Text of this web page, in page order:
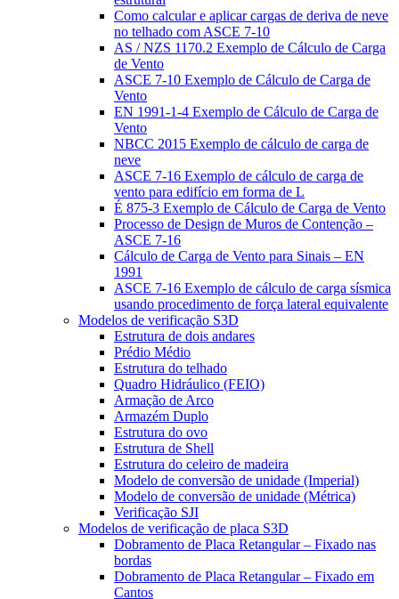
Como calcular e aplicar cargas de deriva de neve
no telhado com ASCE 7-10
AS / NZS 1170.2 Exemplo de Cálculo de Carga
de Vento
ASCE 7-10 Exemplo de Cálculo de Carga de
Vento
EN 1991-1-4 Exemplo de Cálculo de Carga de
Vento
NBCC 2015 Exemplo de cálculo de carga de
neve
ASCE 7-16 Exemplo de cálculo de carga de
vento para edifício em forma de L
É 875-3 Exemplo de Cálculo de Carga de Vento
Processo de Design de Muros de Contenção –
ASCE 7-16
Cálculo de Carga de Vento para Sinais – EN
1991
ASCE 7-16 Exemplo de cálculo de carga sísmica
usando procedimento de força lateral equivalente
Modelos de verificação S3D
Estrutura de dois andares
Prédio Médio
Estrutura do telhado
Quadro Hidráulico (FEIO)
Armação de Arco
Armazém Duplo
Estrutura do ovo
Estrutura de Shell
Estrutura do celeiro de madeira
Modelo de conversão de unidade (Imperial)
Modelo de conversão de unidade (Métrica)
Verificação SJI
Modelos de verificação de placa S3D
Dobramento de Placa Retangular – Fixado nas
bordas
Dobramento de Placa Retangular – Fixado em
Cantos